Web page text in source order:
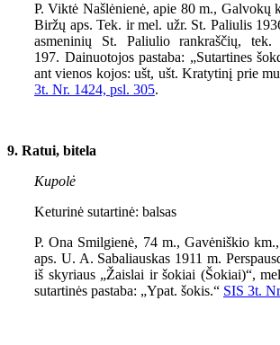
P. Viktė Našlėnienė, apie 80 m., Galvokų
Biržų aps. Tek. ir mel. užr. St. Paliulis
asmeninių St. Paliulio rankraščių,
197. Dainuotojos pastaba: „Sutartines
ant vienos kojos: ušt, ušt. Kratytinį prie
3t. Nr. 1424, psl. 305.
9. Ratui, bitela
Kupolė
Keturinė sutartinė: balsas
P. Ona Smilgienė, 74 m., Gavėniškio
aps. U. A. Sabaliauskas 1911 m.
iš skyriaus „Žaislai ir šokiai (Šokiai)“,
sutartinės pastaba: „Ypat. šokis.“ SIS 3t.